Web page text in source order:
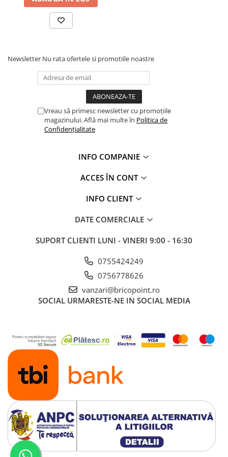
Reparare Beton, Subturnări și
Gleturi
Decorative
Profile Decorative
Ancadramente Uși și Ferestre
Solbancuri / Pervaze
Termosistem Decorativ
Glafuri din Ceramică
Vopsele & Tencuieli Decorative
Finisaje Giorgio Graesan
Lacuri, Baițuri, Produse de Pregătit
Tapet Fibră de Sticlă
Capace de Gard
Cărămidă Klinker
Termice
Sobe și Șeminee
Coșuri și Tubulatură Evacuare
Ventilație, Climatizare
Accesorii Ventilație
Newsletter Nu rata ofertele si promotiile noastre
Vreau să primesc newsletter cu promoțiile
magazinului. Află mai multe în Politica de
Confidențialitate
INFO COMPANIE
ACCES ÎN CONT
INFO CLIENT
DATE COMERCIALE
SUPORT CLIENTI LUNI - VINERI 9:00 - 16:30
0755424249
0756778626
vanzari@bricopoint.ro
SOCIAL URMARESTE-NE IN SOCIAL MEDIA